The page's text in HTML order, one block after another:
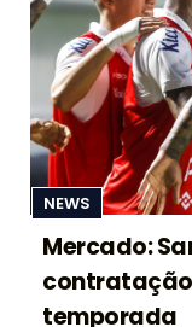
NEWS
Mercado:
temporada